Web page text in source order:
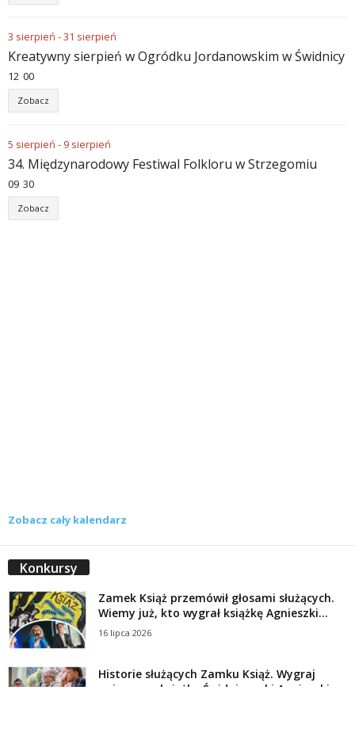
3 sierpień -31 sierpień
Kreatywny sierpień w Ogródku Jordanowskim w Świdnicy
12 00
Zobacz
5 sierpień - 9 sierpień
34. Międzynarodowy Festiwal Folkloru w Strzegomiu
09 30
Zobacz
Zobacz cały kalendarz
Konkursy
Zamek Książ przemówił głosami służących.
Wiemy już, kto wygrał książkę Agnieszki...
16 lipca 2026
Historie służących Zamku Książ. Wygraj
najnowszą książkę Świdniczanki Agnieszki